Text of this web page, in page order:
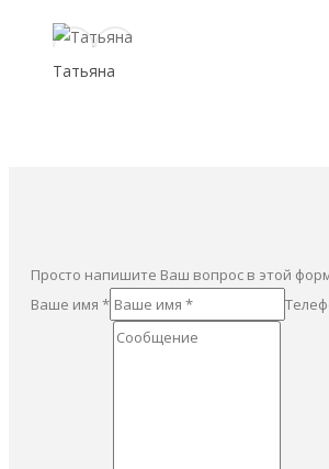
Татьяна
Просто напишите Ваш вопрос в этой
Ваше имя *